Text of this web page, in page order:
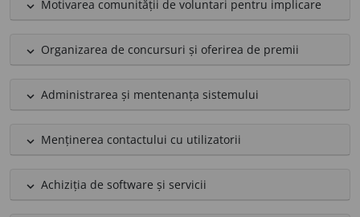
expand_less Motivarea comunității de voluntari pentru implicare
expand_less Organizarea de concursuri și oferirea de premii
expand_less Administrarea și mentenanța sistemului
expand_less Menținerea contactului cu utilizatorii
expand_less Achiziția de software și servicii